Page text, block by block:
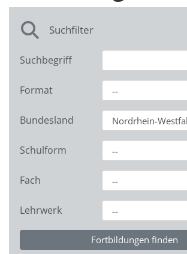
Suchfilter
Suchbegriff
Format
Bundesland
Schulform
Fach
Lehrwerk